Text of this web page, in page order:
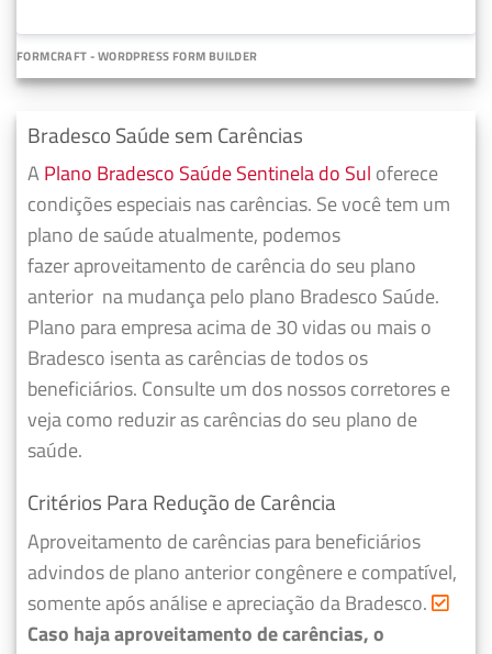
FORMCRAFT - WORDPRESS FORM BUILDER
Bradesco Saúde sem Carências
A Plano Bradesco Saúde Sentinela do Sul oferece
condições especiais nas carências. Se você tem um
plano de saúde atualmente, podemos
fazeraproveitamento de carência do seu plano
anterior na mudança pelo plano Bradesco Saúde.
Plano para empresa acima de 30 vidas ou mais o
Bradesco isenta as carências de todos os
beneficiários. Consulte um dos nossos corretores e
veja como reduzir as carências do seu plano de
saúde.
Critérios Para Redução de Carência
Aproveitamento de carências para beneficiários
advindos de plano anterior congênere e compatível,
somente após análise e apreciação da Bradesco.
Caso haja aproveitamento de carências, o